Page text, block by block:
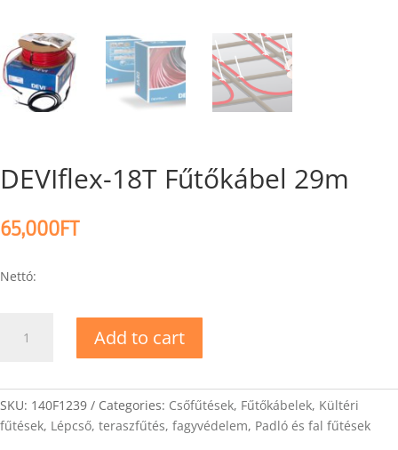
DEVIflex-18T Fűtőkábel 29m
65,000FT
Nettó:
quantity
Add to cart
SKU: 140F1239 Categories: Csőfűtések, Fűtőkábelek, Kültéri
fűtések, Lépcső, teraszfűtés, fagyvédelem, Padló és fal fűtések